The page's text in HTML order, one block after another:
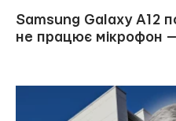
Samsung Galaxy A12
не працює мікрофон —